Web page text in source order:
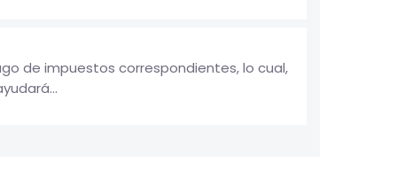
de impuestos correspondientes, lo cual,